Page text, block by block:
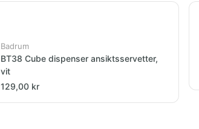
Badrum
BT38 Cube dispenser ansiktsservetter,
vit
129,00 kr